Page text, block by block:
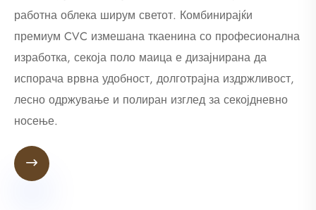
работна облека ширум светот. Комбинирајќи
премиум CVC измешана ткаенина со професионална
изработка, секоја поло маица е дизајнирана да
испорача врвна удобност, долготрајна издржливост,
лесно одржување и полиран изглед за секојдневно
носење.
